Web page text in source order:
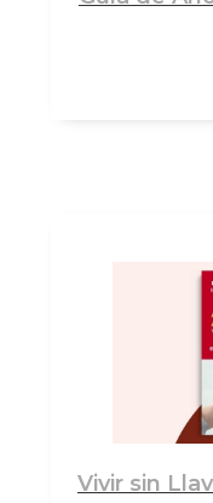
Vivir sin